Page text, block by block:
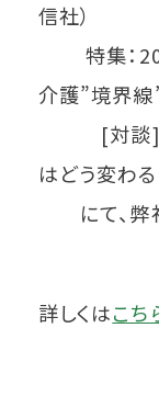
信社）
特集：
介護”境界線
[対談]
はどう変わ
にて、弊
詳しくはこち